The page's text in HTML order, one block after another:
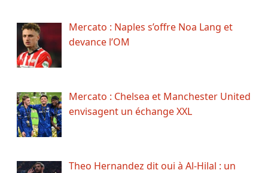
Mercato : Naples s’offre Noa Lang et
devance l’OM
Mercato : Chelsea et Manchester United
envisagent un échange XXL
Theo Hernandez dit oui à Al-Hilal : un